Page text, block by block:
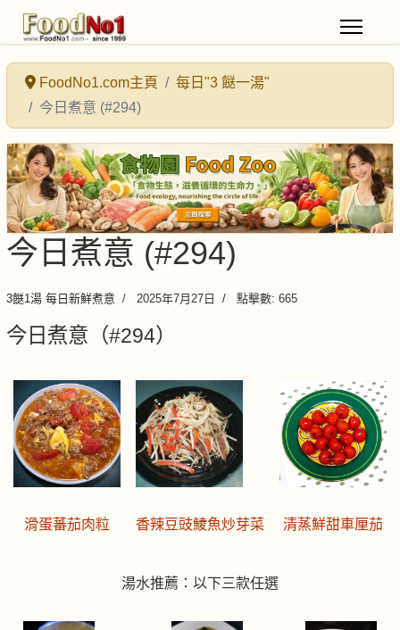
FoodNo1.com主頁
每日"3 餸一湯"
今日煮意 (#294)
今日煮意 (#294)
3餸1湯 每日新鮮煮意 2025年7月27日 點擊數: 665
今日煮意（#294）
滑蛋蕃茄肉粒 香辣豆豉鯪魚炒芽菜 清蒸鮮甜車厘茄
湯水推薦：以下三款任選